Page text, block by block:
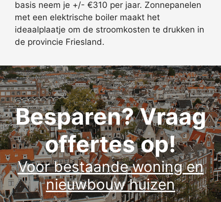
basis neem je +/- €310 per jaar. Zonnepanelen
met een elektrische boiler maakt het
ideaalplaatje om de stroomkosten te drukken in
de provincie Friesland.
Besparen? Vraag
offertes op!
Voor bestaande woning en
nieuwbouw huizen